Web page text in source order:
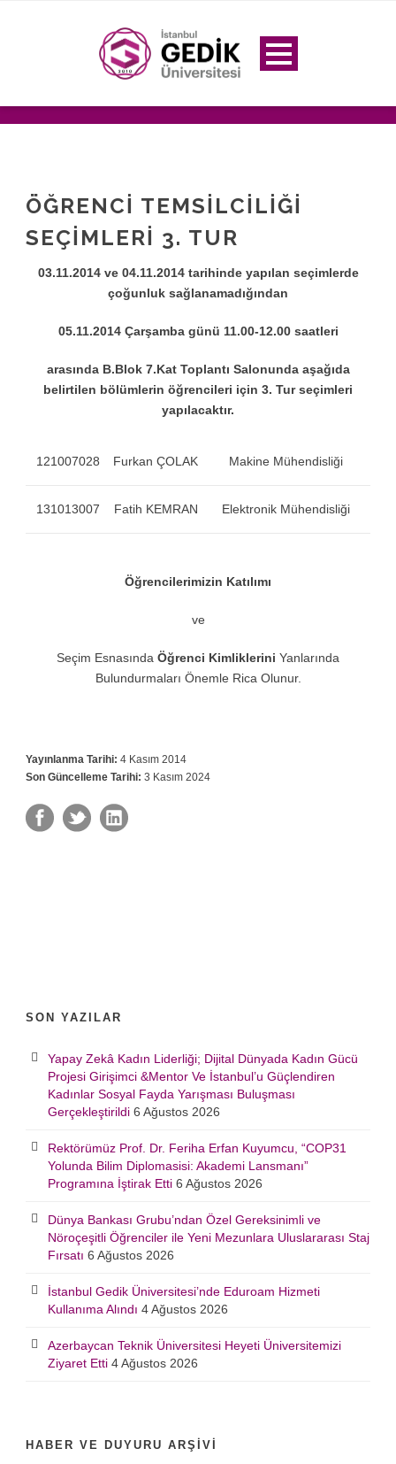
ÖĞRENCI TEMSILCILIĞI
SEÇIMLERI 3. TUR
03.11.2014 ve 04.11.2014 tarihinde yapılan seçimlerde
çoğunluk sağlanamadığından
05.11.2014 Çarşamba günü 11.00-12.00 saatleri
arasında B.Blok 7.Kat Toplantı Salonunda aşağıda
belirtilen bölümlerin öğrencileri için 3. Tur seçimleri
yapılacaktır.
121007028 Furkan ÇOLAK Makine Mühendisliği
131013007 Fatih KEMRAN Elektronik Mühendisliği
Öğrencilerimizin Katılımı
ve
Seçim Esnasında Öğrenci Kimliklerini Yanlarında
Bulundurmaları Önemle Rica Olunur.
Yayınlanma Tarihi: 4 Kasım 2014
Son Güncelleme Tarihi: 3 Kasım 2024
SON YAZILAR
Yapay Zekâ Kadın Liderliği; Dijital Dünyada Kadın Gücü
Projesi Girişimci &Mentor Ve İstanbul’u Güçlendiren
Kadınlar Sosyal Fayda Yarışması Buluşması
Gerçekleştirildi 6 Ağustos 2026
Rektörümüz Prof. Dr. Feriha Erfan Kuyumcu, “COP31
Yolunda Bilim Diplomasisi: Akademi Lansmanı”
Programına İştirak Etti 6 Ağustos 2026
Dünya Bankası Grubu’ndan Özel Gereksinimli ve
Nöroçeşitli Öğrenciler ile Yeni Mezunlara Uluslararası Staj
Fırsatı 6 Ağustos 2026
İstanbul Gedik Üniversitesi’nde Eduroam Hizmeti
Kullanıma Alındı 4 Ağustos 2026
Azerbaycan Teknik Üniversitesi Heyeti Üniversitemizi
Ziyaret Etti 4 Ağustos 2026
HABER VE DUYURU ARŞIVI